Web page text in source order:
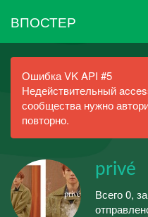
ВПОСТЕР
Ошибка VK API #5
Недействительный
сообщества нужно
повторно.
privé
Всего 0,